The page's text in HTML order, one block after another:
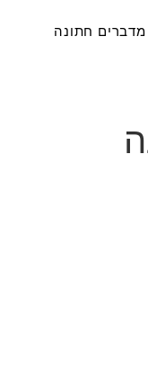
חתונה